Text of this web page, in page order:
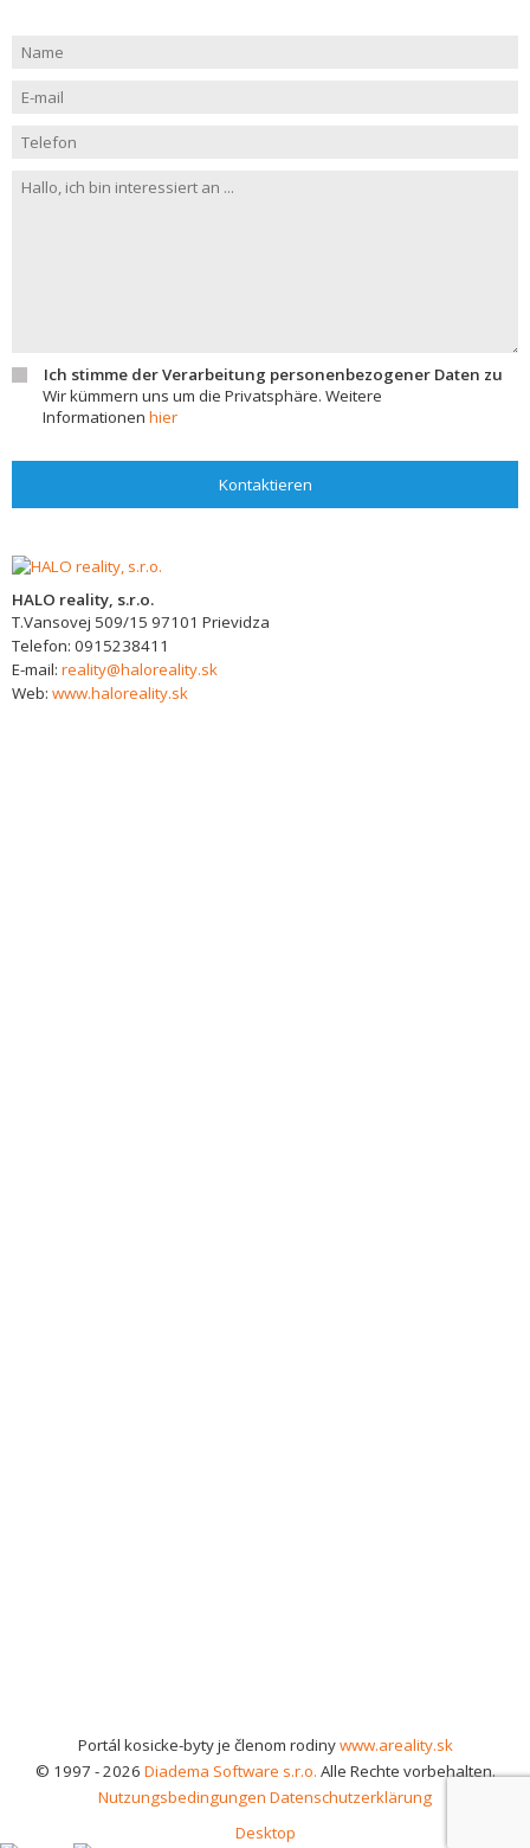
Ich stimme der Verarbeitung personenbezogener Daten zu
Wir kümmern uns um die Privatsphäre. Weitere
Informationen hier
Kontaktieren
HALO reality, s.r.o.
T.Vansovej 509/15 97101 Prievidza
Telefon: 0915238411
E-mail: reality@haloreality.sk
Web: www.haloreality.sk
Portál kosicke-byty je členom rodinywww.areality.sk
© 1997 - 2026 Diadema Software s.r.o. Alle Rechte vorbehalten.
Nutzungsbedingungen Datenschutzerklärung
Desktop